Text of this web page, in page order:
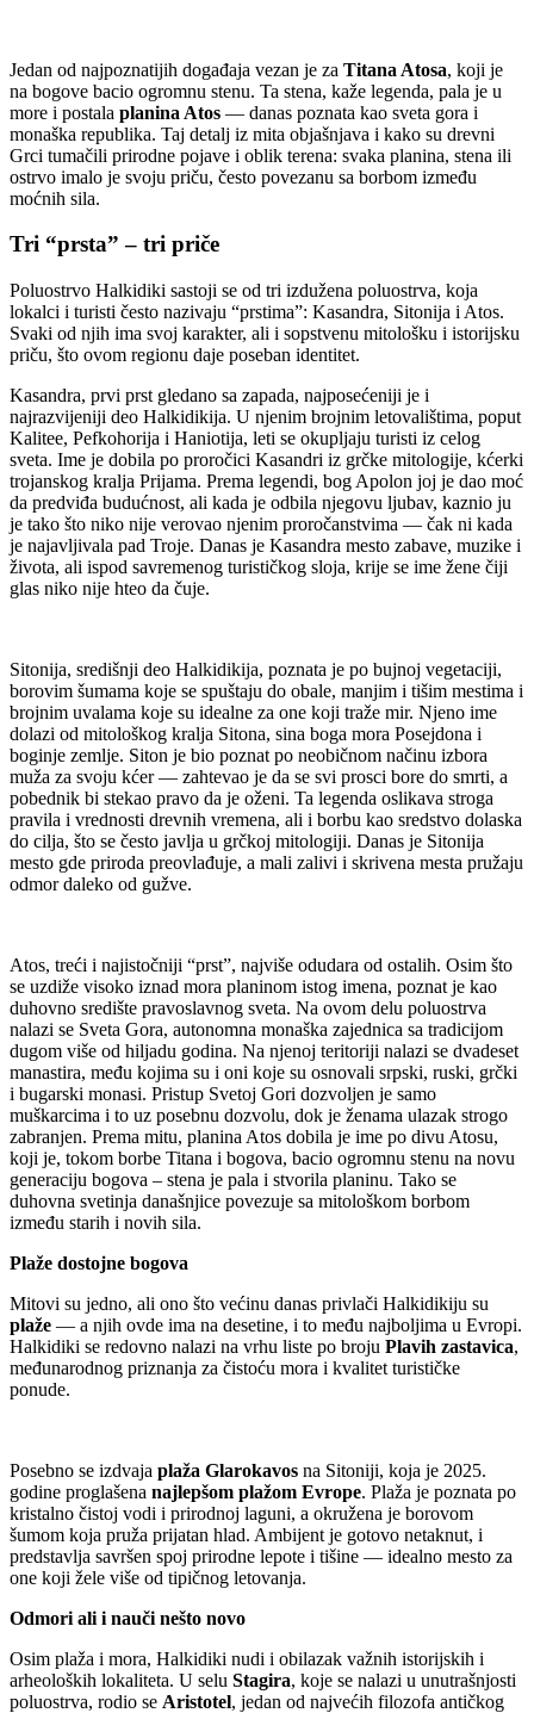
Jedan od najpoznatijih događaja vezan je za Titana Atosa, koji je
na bogove bacio ogromnu stenu. Ta stena, kaže legenda, pala je u
more i postala planina Atos — danas poznata kao sveta gora i
monaška republika. Taj detalj iz mita objašnjava i kako su drevni
Grci tumačili prirodne pojave i oblik terena: svaka planina, stena ili
ostrvo imalo je svoju priču, često povezanu sa borbom između
moćnih sila.
Tri “prsta” – tri priče
Poluostrvo Halkidiki sastoji se od tri izdužena poluostrva, koja
lokalci i turisti često nazivaju “prstima”: Kasandra, Sitonija i Atos.
Svaki od njih ima svoj karakter, ali i sopstvenu mitološku i istorijsku
priču, što ovom regionu daje poseban identitet.
Kasandra, prvi prst gledano sa zapada, najposećeniji je i
najrazvijeniji deo Halkidikija. U njenim brojnim letovalištima, poput
Kalitee, Pefkohorija i Haniotija, leti se okupljaju turisti iz celog
sveta. Ime je dobila po proročici Kasandri iz grčke mitologije, kćerki
trojanskog kralja Prijama. Prema legendi, bog Apolon joj je dao moć
da predviđa budućnost, ali kada je odbila njegovu ljubav, kaznio ju
je tako što niko nije verovao njenim proročanstvima — čak ni kada
je najavljivala pad Troje. Danas je Kasandra mesto zabave, muzike i
života, ali ispod savremenog turističkog sloja, krije se ime žene čiji
glas niko nije hteo da čuje.
Sitonija, središnji deo Halkidikija, poznata je po bujnoj vegetaciji,
borovim šumama koje se spuštaju do obale, manjim i tišim mestima i
brojnim uvalama koje su idealne za one koji traže mir. Njeno ime
dolazi od mitološkog kralja Sitona, sina boga mora Posejdona i
boginje zemlje. Siton je bio poznat po neobičnom načinu izbora
muža za svoju kćer — zahtevao je da se svi prosci bore do smrti, a
pobednik bi stekao pravo da je oženi. Ta legenda oslikava stroga
pravila i vrednosti drevnih vremena, ali i borbu kao sredstvo dolaska
do cilja, što se često javlja u grčkoj mitologiji. Danas je Sitonija
mesto gde priroda preovlađuje, a mali zalivi i skrivena mesta pružaju
odmor daleko od gužve.
Atos, treći i najistočniji “prst”, najviše odudara od ostalih. Osim što
se uzdiže visoko iznad mora planinom istog imena, poznat je kao
duhovno središte pravoslavnog sveta. Na ovom delu poluostrva
nalazi se Sveta Gora, autonomna monaška zajednica sa tradicijom
dugom više od hiljadu godina. Na njenoj teritoriji nalazi se dvadeset
manastira, među kojima su i oni koje su osnovali srpski, ruski, grčki
i bugarski monasi. Pristup Svetoj Gori dozvoljen je samo
muškarcima i to uz posebnu dozvolu, dok je ženama ulazak strogo
zabranjen. Prema mitu, planina Atos dobila je ime po divu Atosu,
koji je, tokom borbe Titana i bogova, bacio ogromnu stenu na novu
generaciju bogova – stena je pala i stvorila planinu. Tako se
duhovna svetinja današnjice povezuje sa mitološkom borbom
između starih i novih sila.
Plaže dostojne bogova
Mitovi su jedno, ali ono što većinu danas privlači Halkidikiju su
plaže — a njih ovde ima na desetine, i to među najboljima u Evropi.
Halkidiki se redovno nalazi na vrhu liste po broju Plavih zastavica,
međunarodnog priznanja za čistoću mora i kvalitet turističke
ponude.
Posebno se izdvaja plaža Glarokavos na Sitoniji, koja je 2025.
godine proglašena najlepšom plažom Evrope. Plaža je poznata po
kristalno čistoj vodi i prirodnoj laguni, a okružena je borovom
šumom koja pruža prijatan hlad. Ambijent je gotovo netaknut, i
predstavlja savršen spoj prirodne lepote i tišine — idealno mesto za
one koji žele više od tipičnog letovanja.
Odmori ali i nauči nešto novo
Osim plaža i mora, Halkidiki nudi i obilazak važnih istorijskih i
arheoloških lokaliteta. U selu Stagira, koje se nalazi u unutrašnjosti
poluostrva, rodio se Aristotel, jedan od najvećih filozofa antičkog